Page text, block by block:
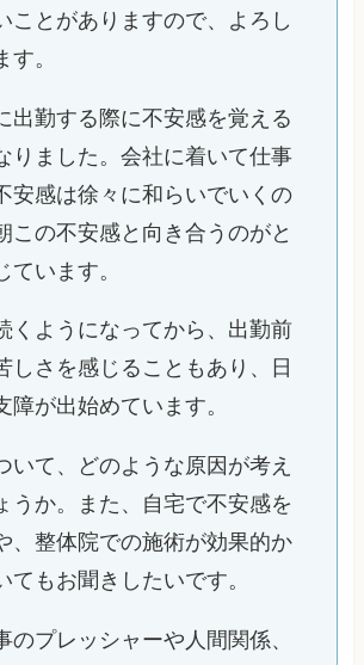
ことがありますので、よろし
す。
出勤する際に不安感を覚える
りました。会社に着いて仕事
安感は徐々に和らいでいくの
この不安感と向き合うのがと
ています。
くようになってから、出勤前
しさを感じることもあり、日
障が出始めています。
いて、どのような原因が考え
うか。また、自宅で不安感を
、整体院での施術が効果的か
てもお聞きしたいです。
のプレッシャーや人間関係、